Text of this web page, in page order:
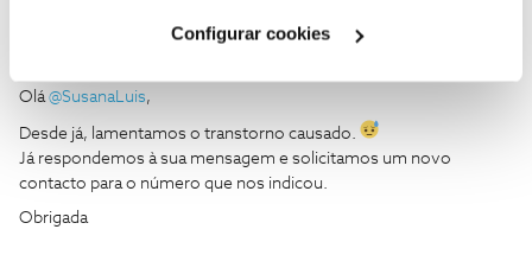
Configurar cookies
Olá@SusanaLuis,
Desde já, lamentamos o transtorno causado.
Já respondemos à sua mensagem e solicitamos um novo
contacto para o número que nos indicou.
Obrigada